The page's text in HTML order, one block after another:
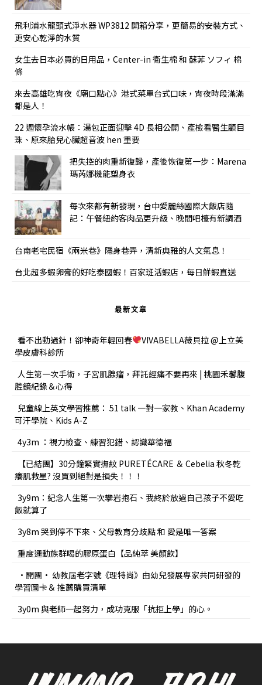
飛利浦水龍頭式淨水器 WP3812 開箱分享，更簡易的安裝方式、
更安心乾淨的水質
女生去日本必買的日用品，Center-in 衛生棉 和 蘇菲 ソフィ 棉
條
來去高雄吃宵夜《廟口點心》港式菜單台式口味，宵夜時段滿滿
都是人！
22 週懷孕流水帳：湯包正面迎擊 4D 長相公開、產檢看醫生顧目
珠、原來胎兒心臟超音波 hen 重要
把失控的肉重新復歸，產後恢復第一步：Marena
瑪芮娜機能塑身衣
每次來都有新發現，台中愛麗絲國際大飯店隨
記：午餐紐約客肉品更升級、晚間吧檯有新調酒
台南老宅民宿《兩米巷》隱身巷弄，清新典雅的人文氣息！
台北超多蝦卵膏的好吃泰國蝦！百家班活蝦店，每日鮮蝦直送
最新文章
看不出動過針！卻神奇年輕回春
VIVABELLA薇貝拉 @上立美
學皮膚科診所
人生第一次手術，子宮肌腺瘤，拜託經痛不要再來 | 桃園禾馨腹
腔鏡紀錄＆心得
兒童線上英文學習推薦： 51 talk 一對一家教、Khan Academy
可汗學院、Kids A-Z
4y3m ：視力檢查、練習犯錯、認識華德福
【已結團】30分鐘緊實撫紋 PURETÉCARE ＆ Cebelia 秋冬乾
癢肌救星? 沒買到絕對是損失！！！
3y9m：紀念人生第一次攀岩抱石、我終於放過自己孩子不愛吃
飯就算了
3y8m 哭到停不下來、父母教育分歧點 和 愛是唯一答案
重度運動族群喝的膠原蛋白【品純萃 美顏飲】
•開團• 幼教屆老字號《理特尚》由幼兒發展專家共同研發的
學習圖卡＆ 推薦購買清單
3y0m 與老師一起努力，成功克服「抗拒上學」的心。